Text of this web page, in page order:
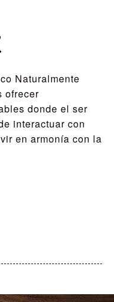
Naturalmente
ofrecer
donde el ser
interactuar con
en armonía con la